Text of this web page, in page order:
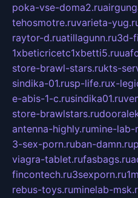
poka-vse-doma2.ru
tehosmotre.ruvarieta-
raytor-d.ruatillagunn.ru3d-
1xbeticricetc1xbetti5.ru
store-brawl-stars.rukts-
sindika-01.rusp-life.rux-
e-abis-1-c.rusindika01.ru
store-brawlstars.ru
antenna-highly.rumine-lab-
3-sex-porn.ruban-damn.ru
viagra-tablet.rufasbags.ru
fincontech.ru3sexporn.ru
rebus-toys.ruminelab-